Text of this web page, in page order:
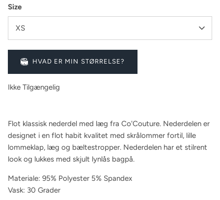
Size
XS
HVAD ER MIN STØRRELSE?
Ikke Tilgængelig
Flot klassisk nederdel med læg fra Co'Couture. Nederdelen er
designet i en flot habit kvalitet med skrålommer fortil, lille
lommeklap, læg og bæltestropper. Nederdelen har et stilrent
look og lukkes med skjult lynlås bagpå.
Materiale: 95% Polyester 5% Spandex
Vask: 30 Grader